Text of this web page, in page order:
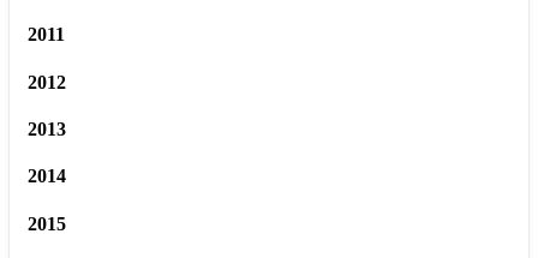
2011
2012
2013
2014
2015